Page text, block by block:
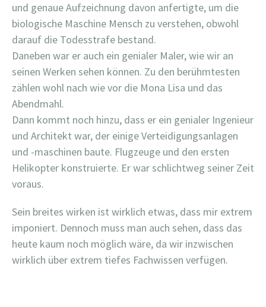
und genaue Aufzeichnung davon anfertigte, um die
biologische Maschine Mensch zu verstehen, obwohl
darauf die Todesstrafe bestand.
Daneben war er auch ein genialer Maler, wie wir an
seinen Werken sehen können. Zu den berühmtesten
zählen wohl nach wie vor die Mona Lisa und das
Abendmahl.
Dann kommt noch hinzu, dass er ein genialer Ingenieur
und Architekt war, der einige Verteidigungsanlagen
und -maschinen baute. Flugzeuge und den ersten
Helikopter konstruierte. Er war schlichtweg seiner Zeit
voraus.
Sein breites wirken ist wirklich etwas, dass mir extrem
imponiert. Dennoch muss man auch sehen, dass das
heute kaum noch möglich wäre, da wir inzwischen
wirklich über extrem tiefes Fachwissen verfügen.